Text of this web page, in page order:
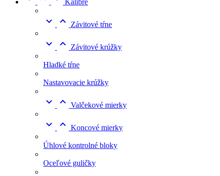
Kalibre
  Závitové tŕne
  Závitové krúžky
Hladké tŕne
Nastavovacie krúžky
  Valčekové mierky
  Koncové mierky
Úhlové kontrolné bloky
Oceľové guličky